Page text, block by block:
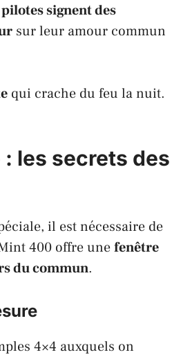
pilotes signent des
sur leur amour commun
qui crache du feu la nuit.
les secrets des
il est nécessaire de
400 offre unefenêtre
du commun.
4×4 auxquels on